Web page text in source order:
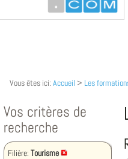
Vous êtes ici: Accueil > Les
Vos critères de
recherche
Filière: Tourisme